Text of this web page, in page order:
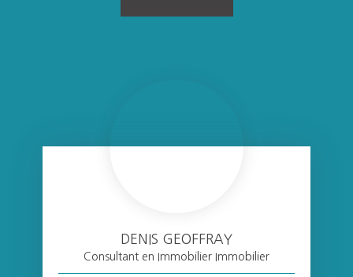
DENIS GEOFFRAY
Consultant en Immobilier Immobilier